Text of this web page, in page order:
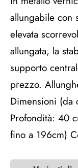
allungabile con
elevata
allungata, la
supporto
prezzo.
Dimensioni (da
Profondità: 40
fino a 196cm)